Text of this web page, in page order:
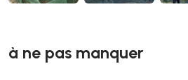
à ne pas manquer